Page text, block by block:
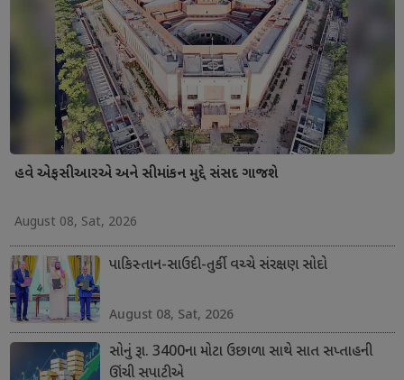
હવે એફસીઆરએ અને સીમાંકન મુદ્દે સંસદ ગાજશે
August 08, Sat, 2026
પાકિસ્તાન-સાઉદી-તુર્કી વચ્ચે સંરક્ષણ સોદો
August 08, Sat, 2026
સોનું રૂા. 3400ના મોટા ઉછાળા સાથે સાત સપ્તાહની
ઊંચી સપાટીએ